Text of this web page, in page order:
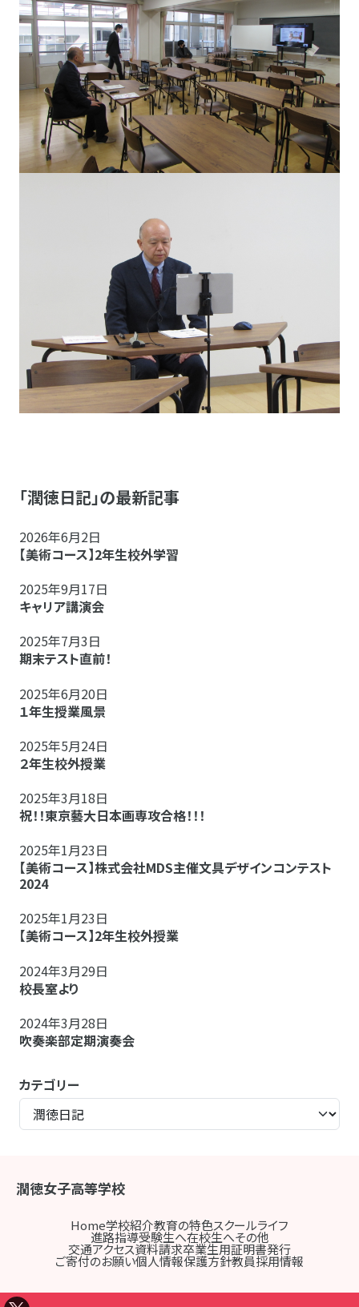
「潤徳日記」の最新記事
2026年6月2日
【美術コース】2年生校外学習
2025年9月17日
キャリア講演会
2025年7月3日
期末テスト直前！
2025年6月20日
１年生授業風景
2025年5月24日
２年生校外授業
2025年3月18日
祝！！東京藝大日本画専攻合格！！！
2025年1月23日
【美術コース】株式会社MDS主催文具デザインコンテスト
2024
2025年1月23日
【美術コース】2年生校外授業
2024年3月29日
校長室より
2024年3月28日
吹奏楽部定期演奏会
カテゴリー
潤徳女子高等学校
Home学校紹介教育の特色スクールライフ
進路指導受験生へ在校生へその他
交通アクセス資料請求卒業生用証明書発行
ご寄付のお願い個人情報保護方針教員採用情報